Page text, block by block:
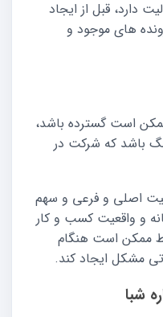
دارد، قبل از ایجاد
های موجود و
است گسترده باشد،
باشد که شرکت در
اصلی و فرعی و سهم
و واقعیت کسب و کار
ممکن است هنگام
مشکل ایجاد کند.